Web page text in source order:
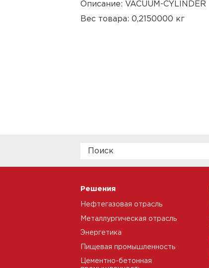
Описание: VACUUM-CYLINDER
Вес товара: 0,2150000 кг
Решения
Нефтегазовая отрасль
Металлургическая отрасль
Энергетика
Пищевая промышленность
Цементно-бетонная